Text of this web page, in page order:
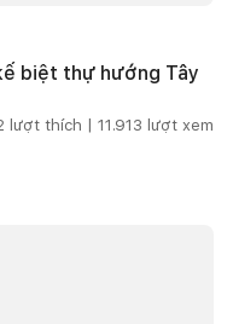
biệt thự hướng Tây
lượt thích | 11.913 lượt xem